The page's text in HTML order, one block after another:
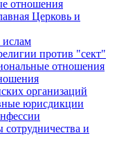
отношения
Церковь и
ислам
против "сект"
отношения
организаций
юрисдикции
и